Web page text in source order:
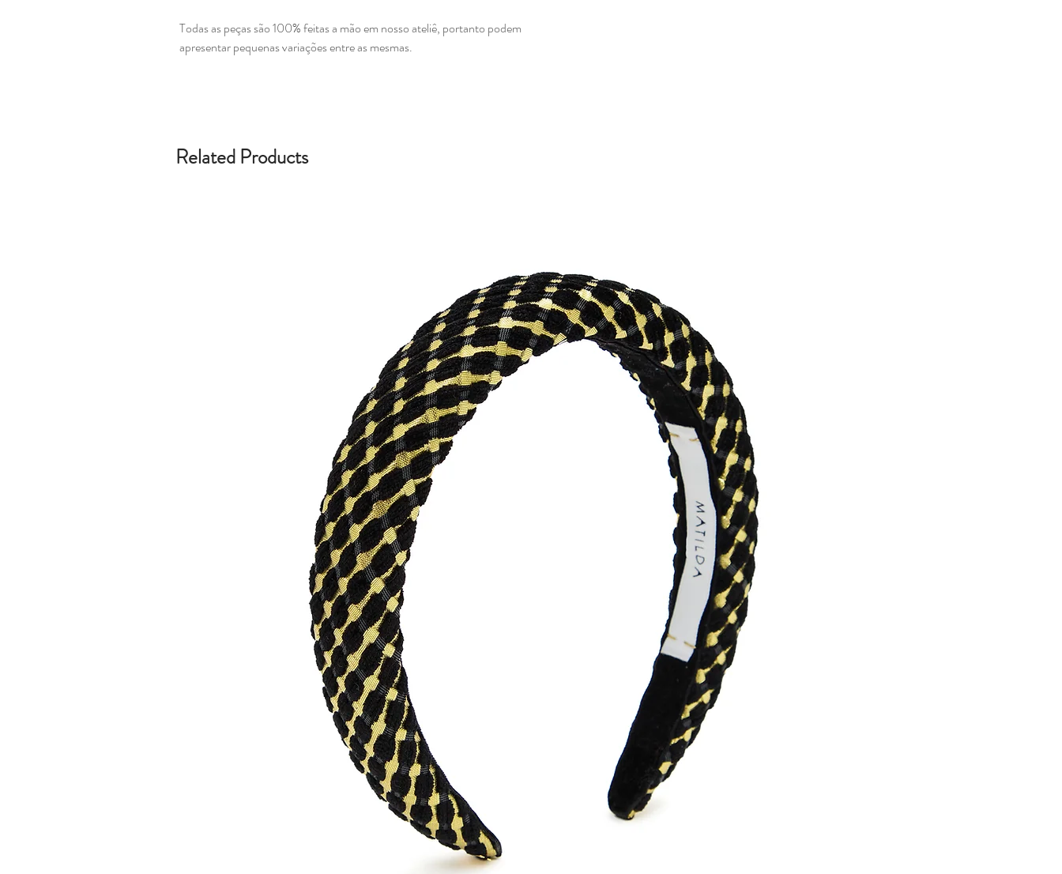
Todas as peças são 100% feitas a mão em nosso ateliê, portanto podem
apresentar pequenas variações entre as mesmas.
Related Products